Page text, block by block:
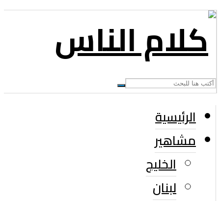
الرئيسية
مشاهير
الخليج
لبنان